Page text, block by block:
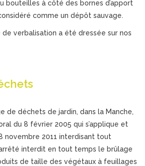
bouteilles à côté des bornes d’apport
comme un dépôt sauvage.
de verbalisation a été dressée sur nos
de déchets de jardin, dans la Manche,
du 8 février 2005 qui s’applique et
novembre 2011 interdisant tout
interdit en tout temps le brûlage
de taille des végétaux à feuillages